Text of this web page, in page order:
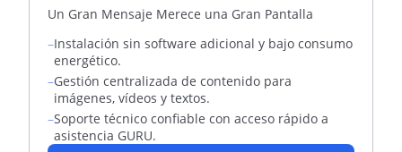
Un Gran Mensaje Merece una Gran Pantalla
–Instalación sin software adicional y bajo consumo
energético.
–Gestión centralizada de contenido para
imágenes, vídeos y textos.
–Soporte técnico confiable con acceso rápido a
asistencia GURU.